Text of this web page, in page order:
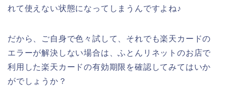
れて使えない状態になってしまうんですよね♪
だから、ご自身で色々試して、それでも楽天カードの
エラーが解決しない場合は、ふとんリネットのお店で
利用した楽天カードの有効期限を確認してみてはいか
がでしょうか？